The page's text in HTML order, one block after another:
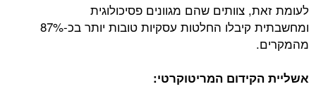
לעומת זאת, צוותים שהם מגוונים פסיכולוגית
ומחשבתית קיבלו החלטות עסקיות טובות יותר בכ-87%
מהמקרים.
אשליית הקידום המריטוקרטי: